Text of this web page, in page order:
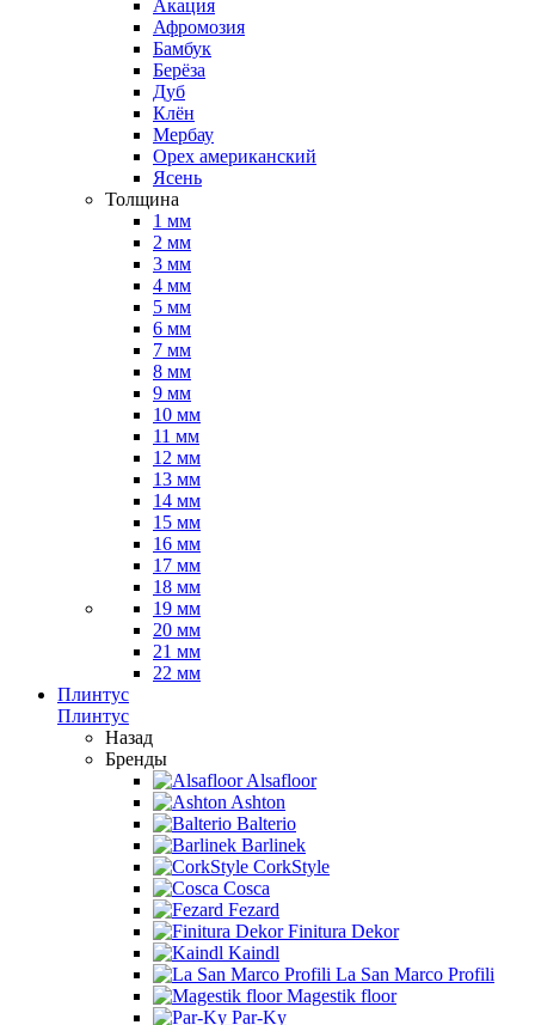
Акация
Афромозия
Бамбук
Берёза
Дуб
Клён
Мербау
Орех американский
Ясень
Толщина
1 мм
2 мм
3 мм
4 мм
5 мм
6 мм
7 мм
8 мм
9 мм
10 мм
11 мм
12 мм
13 мм
14 мм
15 мм
16 мм
17 мм
18 мм
19 мм
20 мм
21 мм
22 мм
Плинтус
Плинтус
Назад
Бренды
Alsafloor
Ashton
Balterio
Barlinek
CorkStyle
Cosca
Fezard
Finitura Dekor
Kaindl
La San Marco Profili
Magestik floor
Par-Ky